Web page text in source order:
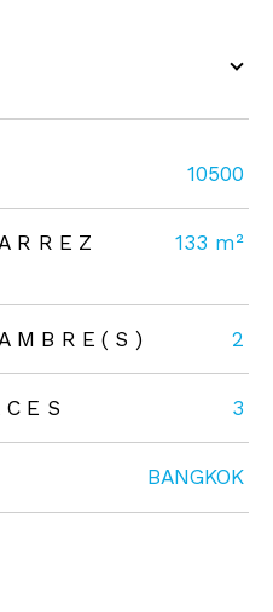
TRAD_ZEPHYR_Valeurs
10500
133 m²
2
3
BANGKOK